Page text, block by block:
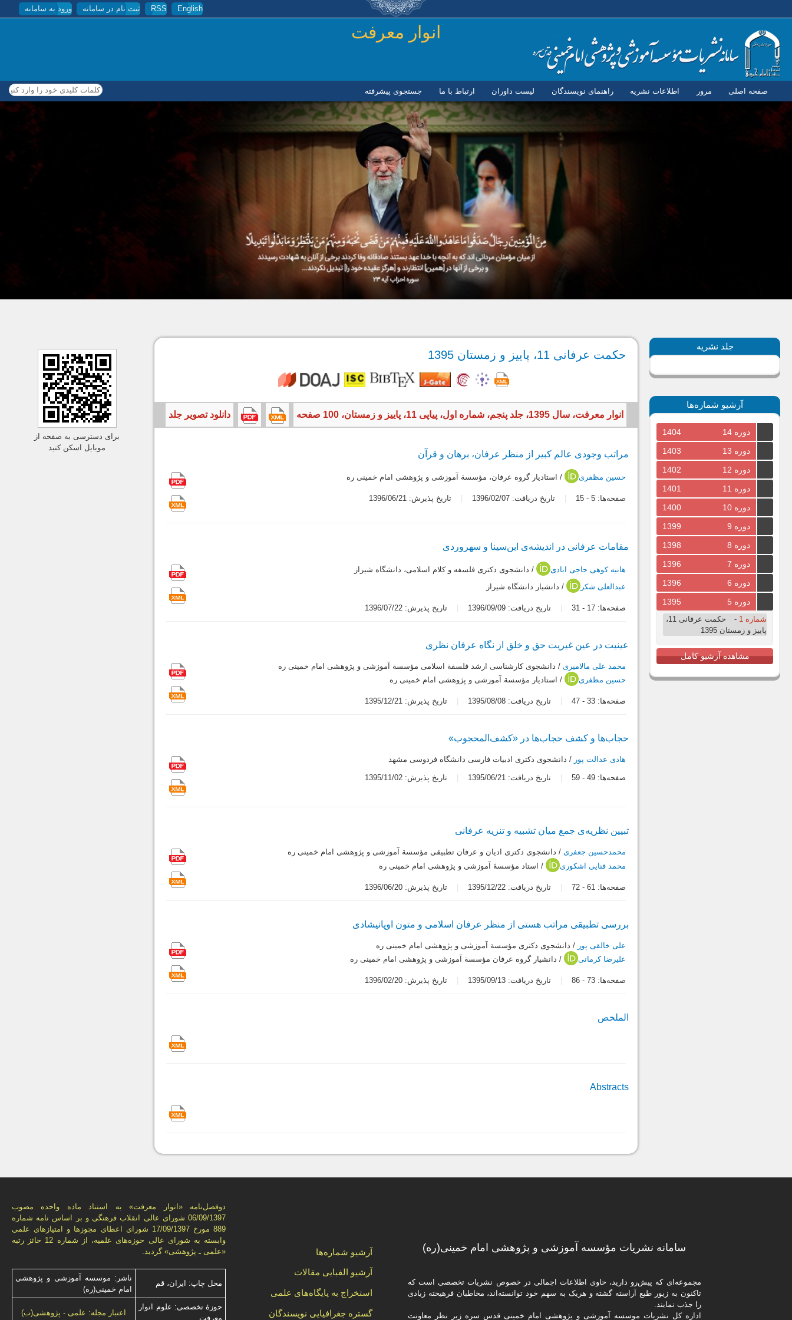
رفتن به محتوای اصلی English
RSS ثبت نام در سامانه ورود به سامانه
انوار معرفت
صفحه اصلی مرور اطلاعات نشریه راهنمای نویسندگان لیست داوران ارتباط با ما جستجوی پیشرفته کلمات کلیدی خود را وارد کنید
جلد نشریه
آرشیو شماره‌ها
دوره 14
1404
دوره 13
1403
دوره 12
1402
دوره 11
1401
دوره 10
1400
دوره 9
1399
دوره 8
1398
دوره 7
1396
دوره 6
1396
دوره 5
1395
شماره 1 -
حکمت عرفانی 11،
پاییز و زمستان 1395
مشاهده آرشیو کامل
حکمت عرفانی 11، پاییز و زمستان 1395
انوار معرفت، سال 1395، جلد پنجم، شماره اول، پیاپی 11، پاییز و زمستان، 100 صفحه دانلود تصویر جلد
مراتب وجودی عالم کبیر از منظر عرفان، برهان و قرآن
حسین مظفری / استادیار گروه عرفان، مؤسسة آموزشی و پژوهشی امام خمینی ره
صفحه‌ها: 5
-
15 تاریخ دریافت: 1396/02/07 تاریخ پذیرش: 1396/06/21
مقامات عرفانی در اندیشه‌ی ابن‌سینا و سهروردی
هانیه کوهی حاجی ابادی
/ دانشجوی دکتری فلسفه و کلام اسلامی، دانشگاه شیراز
عبدالعلی شکر
/ دانشیار دانشگاه شیراز
صفحه‌ها: 17
-
31 تاریخ دریافت: 1396/09/09 تاریخ پذیرش: 1396/07/22
عینیت در عین غیریت حق و خلق از نگاه عرفان نظری
محمد علی مالامیری/ دانشجوی کارشناسی ارشد فلسفة اسلامی مؤسسة آموزشی و پژوهشی امام خمینی ره
حسین مظفری
/ استادیار مؤسسة آموزشی و پژوهشی امام خمینی ره
صفحه‌ها: 33
-
47 تاریخ دریافت: 1395/08/08 تاریخ پذیرش: 1395/12/21
حجاب‌ها و کشف حجاب‌ها در «کشف‌المحجوب»
هادی عدالت پور / دانشجوی دکتری ادبیات فارسی دانشگاه فردوسی مشهد
صفحه‌ها: 49
-
59 تاریخ دریافت: 1395/06/21 تاریخ پذیرش: 1395/11/02
تبیین نظریه‌ی جمع میان تشبیه و تنزیه عرفانی
محمدحسین جعفری/ دانشجوی دکتری ادیان و عرفان تطبیقی مؤسسة آموزشی و پژوهشی امام خمینی ره
محمد فنایی اشکوری
/ استاد مؤسسۀ آموزشی و پژوهشی امام خمینی ره
صفحه‌ها: 61
-
72 تاریخ دریافت: 1395/12/22 تاریخ پذیرش: 1396/06/20
بررسی تطبیقی مراتب هستی از منظر عرفان اسلامی و متون اوپانیشادی
علی خالقی پور / دانشجوی دکتری مؤسسة آموزشی و پژوهشی امام خمینی ره
علیرضا کرمانی
/ دانشیار گروه عرفان مؤسسة آموزشی و پژوهشی امام خمینی ره
صفحه‌ها: 73
-
86 تاریخ دریافت: 1395/09/13 تاریخ پذیرش: 1396/02/20
الملخص
Abstracts
برای دسترسی به صفحه از
موبایل اسکن کنید
دوفصل‌نامه «انوار معرفت» به استناد ماده واحده مصوب
06/09/1397 شورای عالی انقلاب فرهنگی و بر اساس نامه شماره
889 مورخ 17/09/1397 شورای اعطای مجوزها و امتيازهای علمی
وابسته به شورای عالی حوزه‌های علميه، از شماره 12 حائز رتبه
«علمی ـ پژوهشی» گرديد.
محل چاپ: ایران، قم
ناشر: موسسه آموزشی و پژوهشی
امام خمینی(ره)
حوزۀ تخصصی: علوم انوار
معرفت
اعتبار مجله: علمی - پژوهشی(ب)
آرشیو شماره‌ها
آرشیو الفبایی مقالات
استخراج به پایگاه‌های علمی
گستره جغرافیایی نویسندگان
سامانه نشریات مؤسسه آموزشی و پژوهشی امام خمینی(ره)
مجموعه‌ای که پیش‌رو دارید،‌ حاوی اطلاعات اجمالی در خصوص نشریات تخصصی است که
تاکنون به زیور طبع آراسته گشته و هریک به سهم خود توانسته‌اند، مخاطبان فرهیخته‌ زیادی
را جذب نمایند.
اداره كل نشریات موسسه آموزشی و پژوهشی امام خمینی قدس سره زیر نظر معاونت